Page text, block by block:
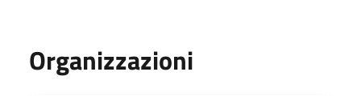
Organizzazioni